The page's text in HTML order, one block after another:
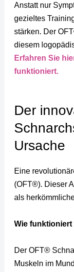
Anstatt nur
gezieltes
stärken. Der
diesem
Erfahren Sie
funktioniert.
Der
Ursache
Eine
(OFT®). Dieser
als
Wie
Der OFT®
Muskeln im